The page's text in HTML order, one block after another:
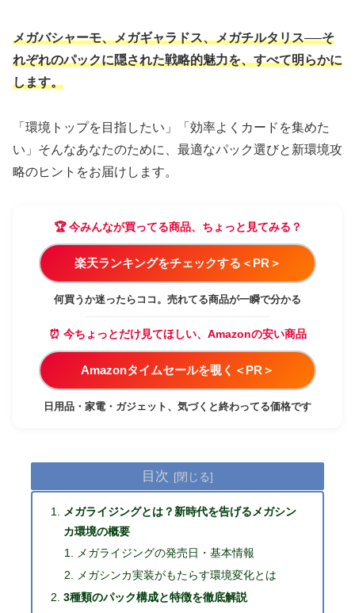
メガバシャーモ、メガギャラドス、メガチルタリス──そ
れぞれのパックに隠された戦略的魅力を、すべて明らかに
します。
「環境トップを目指したい」「効率よくカードを集めた
い」そんなあなたのために、最適なパック選びと新環境攻
略のヒントをお届けします。
🏆 今みんなが買ってる商品、ちょっと見てみる？
楽天ランキングをチェックする＜PR＞
何買うか迷ったらココ。売れてる商品が一瞬で分かる
⏰ 今ちょっとだけ見てほしい、Amazonの安い商品
Amazonタイムセールを覗く＜PR＞
日用品・家電・ガジェット、気づくと終わってる価格です
目次
メガライジングとは？新時代を告げるメガシン
カ環境の概要
メガライジングの発売日・基本情報
メガシンカ実装がもたらす環境変化とは
3種類のパック構成と特徴を徹底解説